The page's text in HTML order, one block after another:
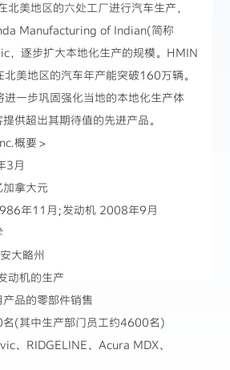
美地区的六处工厂进行汽车生产，
Manufacturing of Indian(简称
，逐步扩大本地化生产的规模。HMIN
美地区的汽车年产能突破160万辆。
一步巩固强化当地的本地化生产体
供超出其期待值的先进产品。
概要＞
月
拿大元
年11月;发动机 2008年9月
大略州
动机的生产
品的零部件销售
(其中生产部门员工约4600名)
、RIDGELINE、Acura MDX、